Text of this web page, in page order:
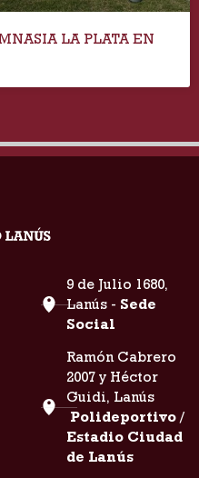
LA PLATA EN
9 de Julio 1680,
Lanús - Sede
Social
Ramón Cabrero
2007 y Héctor
Guidi, Lanús
Polideportivo /
Estadio Ciudad
de Lanús